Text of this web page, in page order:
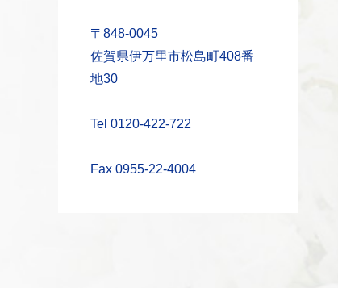
〒848-0045
佐賀県伊万里市松島町408番
地30
Tel 0120-422-722
Fax 0955-22-4004